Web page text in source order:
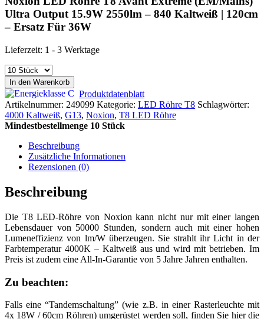
Ultra Output 15.9W 2550lm – 840 Kaltweiß | 120cm
– Ersatz Für 36W
Lieferzeit: 1 - 3 Werktage
In den Warenkorb
Produktdatenblatt
Artikelnummer: 249099 Kategorie: LED Röhre T8 Schlagwörter:
4000 Kaltweiß, G13, Noxion, T8 LED Röhre
Mindestbestellmenge 10 Stück
Beschreibung
Zusätzliche Informationen
Rezensionen (0)
Beschreibung
Die T8 LED-Röhre von Noxion kann nicht nur mit einer langen
Lebensdauer von 50000 Stunden, sondern auch mit einer hohen
Lumeneffizienz von lm/W überzeugen. Sie strahlt ihr Licht in der
Farbtemperatur 4000K – Kaltweiß aus und wird mit betrieben. Im
Preis ist zudem eine All-In-Garantie von 5 Jahre Jahren enthalten.
Zu beachten:
Falls eine “Tandemschaltung” (wie z.B. in einer Rasterleuchte mit
4x 18W / 60cm Röhren) umgerüstet werden soll, finden Sie hier die